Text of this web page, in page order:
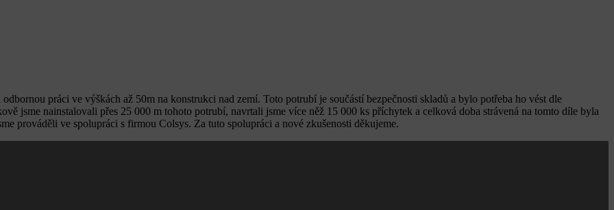
práci ve výškách až 50m na konstrukci nad zemí. Toto potrubí je součástí bezpečnosti skladů a bylo potřeba ho vést dle
jsme nainstalovali přes 25 000 m tohoto potrubí, navrtali jsme více něž 15 000 ks příchytek a celková doba strávená na tomto díle byla
prováděli ve spolupráci s firmou Colsys. Za tuto spolupráci a nové zkušenosti děkujeme.